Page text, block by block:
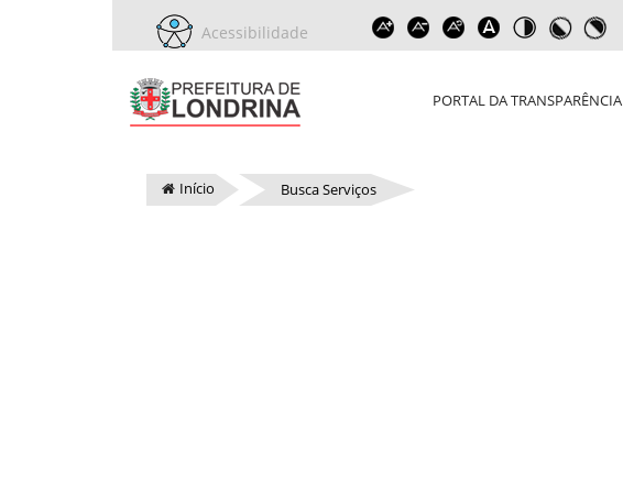
Acessibilidade
PORTAL DA TRANSPARÊNCIA
Início Busca Serviços